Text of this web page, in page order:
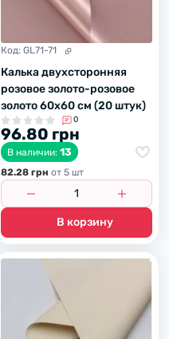
Код: GL71-71
Калька двухсторонняя
розовое золото-розовое
золото 60х60 см (20 штук)
0
96.80 грн
В наличии: 13
82.28 грн от 5 шт
В корзину